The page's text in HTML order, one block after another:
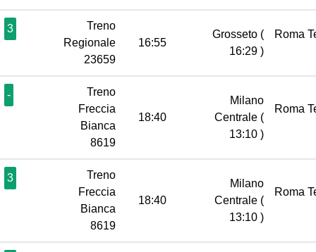
3
Treno
Regionale
23659
16:55
Grosseto (
16:29 )
Roma
-
Treno
Freccia
Bianca
8619
18:40
Milano
Centrale (
13:10 )
Roma
3
Treno
Freccia
Bianca
8619
18:40
Milano
Centrale (
13:10 )
Roma